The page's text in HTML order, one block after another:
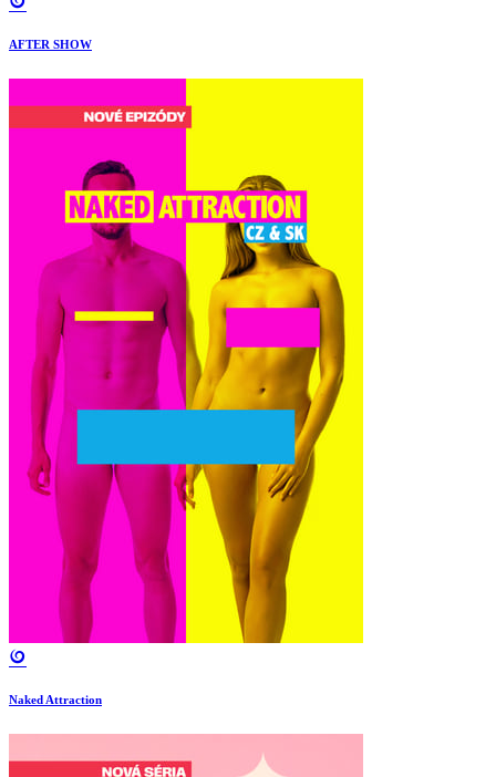
AFTER SHOW
Naked Attraction